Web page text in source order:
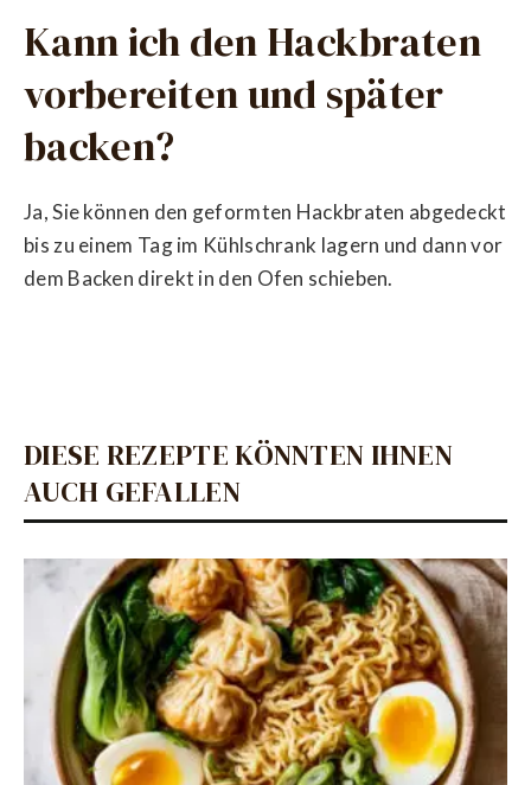
Kann ich den Hackbraten
vorbereiten und später
backen?
Ja, Sie können den geformten Hackbraten abgedeckt
bis zu einem Tag im Kühlschrank lagern und dann vor
dem Backen direkt in den Ofen schieben.
DIESE REZEPTE KÖNNTEN IHNEN
AUCH GEFALLEN